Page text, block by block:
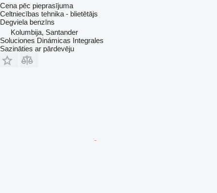
Cena pēc pieprasījuma
Celtniecības tehnika - blietētājs
Degviela benzīns
Kolumbija, Santander
Soluciones Dinámicas Integrales
Sazināties ar pārdevēju